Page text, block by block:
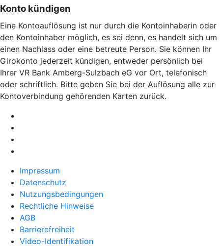
Konto kündigen
Eine Kontoauflösung ist nur durch die Kontoinhaberin oder
den Kontoinhaber möglich, es sei denn, es handelt sich um
einen Nachlass oder eine betreute Person. Sie können Ihr
Girokonto jederzeit kündigen, entweder persönlich bei
Ihrer VR Bank Amberg-Sulzbach eG vor Ort, telefonisch
oder schriftlich. Bitte geben Sie bei der Auflösung alle zur
Kontoverbindung gehörenden Karten zurück.
Impressum
Datenschutz
Nutzungsbedingungen
Rechtliche Hinweise
AGB
Barrierefreiheit
Video-Identifikation